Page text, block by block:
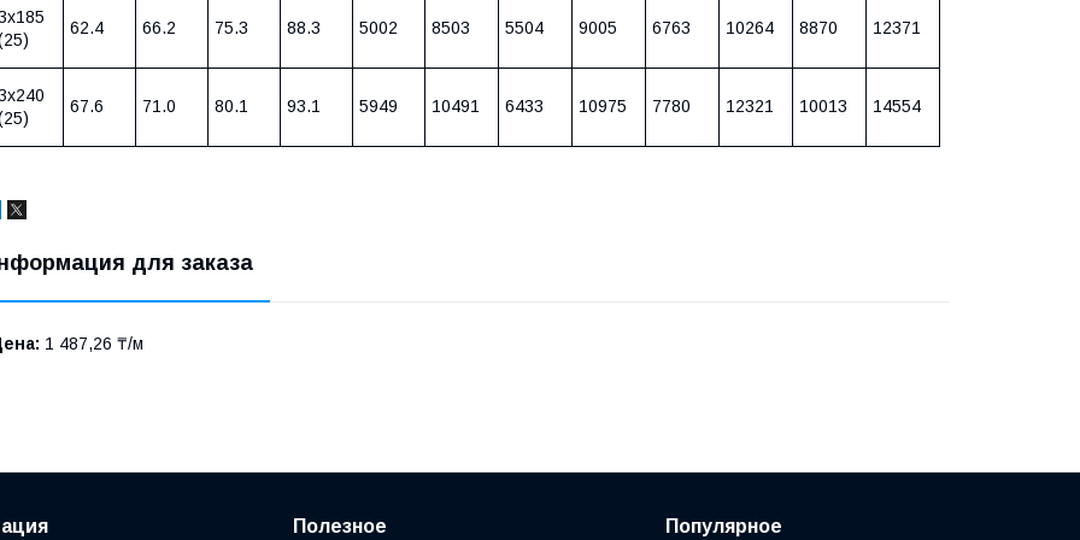
62.4 66.2 75.3 88.3 5002 8503 5504 9005 6763 10264 8870 12371
67.6 71.0 80.1 93.1 5949 10491 6433 10975 7780 12321 10013 14554
для заказа
1 487,26 ₸/м
Полезное Популярное